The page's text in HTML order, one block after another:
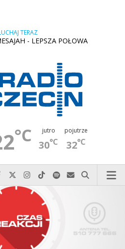
TERAZ
- LEPSZA POŁOWA
°C jutro
30°C
pojutrze
32°C
po prostu do nas zadzwoń
Odwiedź nas na Facebook-u
Odwiedź nas na X
Odwiedź nas na Instagram-ie
Odwiedź nas na TikTok-u
Szukaj nas na Spotify
Wyślij do nas
Szukaj